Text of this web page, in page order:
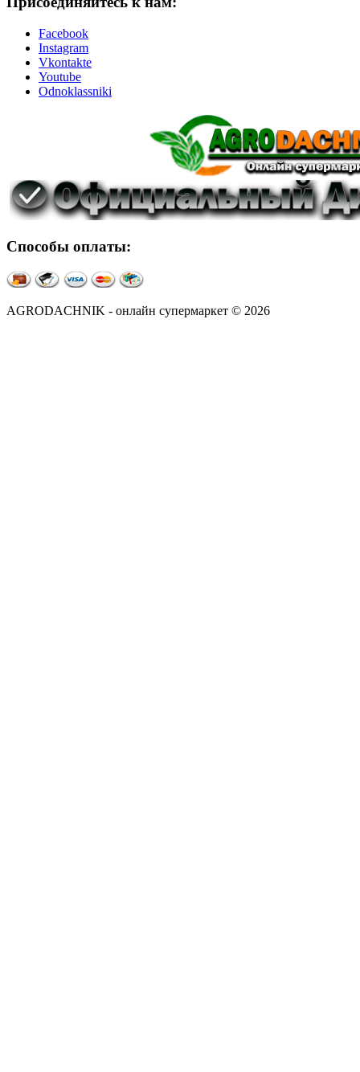
Facebook
Instagram
Vkontakte
Youtube
Odnoklassniki
Способы оплаты:
AGRODACHNIK - онлайн супермаркет © 2026